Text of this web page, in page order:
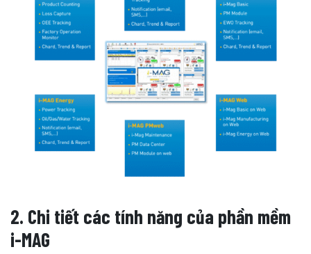
2. Chi tiết các tính năng của phần mềm
i-MAG